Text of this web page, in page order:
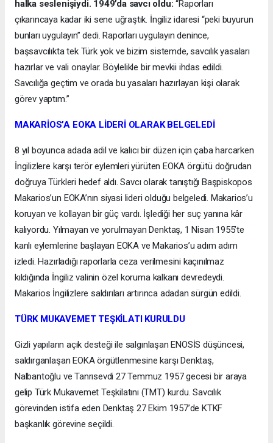
halka seslenişiydi. 1949’da savcı oldu:“Raporları
çıkarıncaya kadar iki sene uğraştık. İngiliz idaresi “peki buyurun
bunları uygulayın” dedi. Raporları uygulayın denince,
başsavcılıkta tek Türk yok ve bizim sistemde, savcılık yasaları
hazırlar ve vali onaylar. Böylelikle bir mevkii ihdas edildi.
Savcılığa geçtim ve orada bu yasaları hazırlayan kişi olarak
görev yaptım.”
MAKARİOS’A EOKA LİDERİ OLARAK BELGELEDİ
8 yıl boyunca adada adil ve kalıcı bir düzen için çaba harcarken
İngilizlere karşı terör eylemleri yürüten EOKA örgütü doğrudan
doğruya Türkleri hedef aldı. Savcı olarak tanıştığı Başpiskopos
Makarios’un EOKA’nın siyasi lideri olduğu belgeledi. Makarios’u
koruyan ve kollayan bir güç vardı. İşlediği her suç yanına kâr
kalıyordu. Yılmayan ve yorulmayan Denktaş, 1 Nisan 1955’te
kanlı eylemlerine başlayan EOKA ve Makarios’u adım adım
izledi. Hazırladığı raporlarla ceza verilmesini kaçınılmaz
kıldığında İngiliz valinin özel koruma kalkanı devredeydi.
Makarios İngilizlere saldırıları artırınca adadan sürgün edildi.
TÜRK MUKAVEMET TEŞKİLATI KURULDU
Gizli yapıların açık desteği ile salgınlaşan ENOSİS düşüncesi,
saldırganlaşan EOKA örgütlenmesine karşı Denktaş,
Nalbantoğlu ve Tanrısevdi 27 Temmuz 1957 gecesi bir araya
gelip Türk Mukavemet Teşkilatını (TMT) kurdu. Savcılık
görevinden istifa eden Denktaş 27 Ekim 1957’de KTKF
başkanlık görevine seçildi.